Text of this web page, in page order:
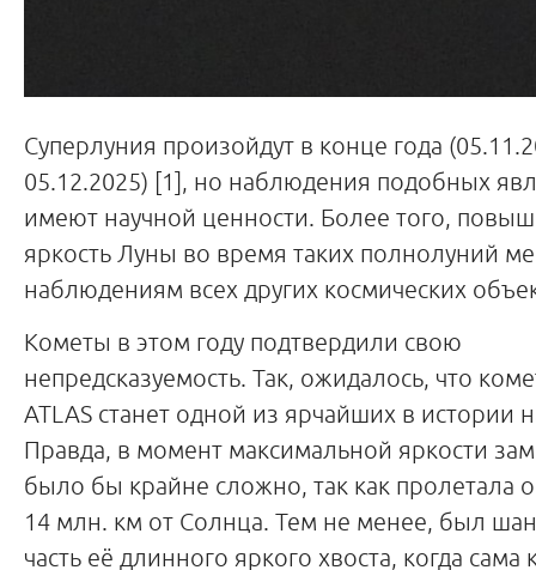
Суперлуния произойдут в конце года
05.12.2025) [1], но наблюдения подобных
имеют научной ценности. Более того,
яркость Луны во время таких полнолуний
наблюдениям всех других космических
Кометы в этом году подтвердили свою
непредсказуемость. Так, ожидалось, что
ATLAS станет одной из ярчайших в истории
Правда, в момент максимальной яркости
было бы крайне сложно, так как пролетала
14 млн. км от Солнца. Тем не менее, был
часть её длинного яркого хвоста, когда